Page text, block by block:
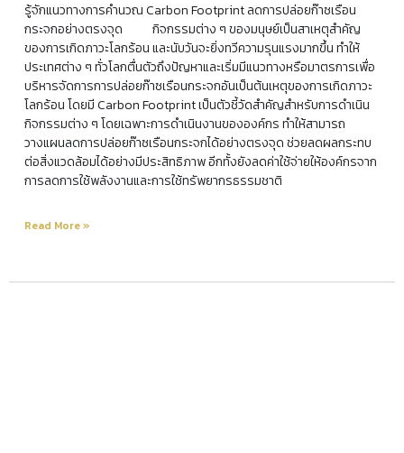
รู้จักแนวทางการคำนวณ Carbon Footprint ลดการปล่อยก๊าซเรือน
กระจกอย่างตรงจุด กิจกรรมต่าง ๆ ของมนุษย์เป็นสาเหตุสำคัญ
ของการเกิดภาวะโลกร้อน และนับวันจะยิ่งทวีความรุนแรงมากขึ้น ทำให้
ประเทศต่าง ๆ ทั่วโลกตื่นตัวถึงปัญหาและเริ่มมีแนวทางหรือมาตรการเพื่อ
บริหารจัดการการปล่อยก๊าซเรือนกระจกอันเป็นต้นเหตุของการเกิดภาวะ
โลกร้อน โดยมี Carbon Footprint เป็นตัวชี้วัดสำคัญสำหรับการดำเนิน
กิจกรรมต่าง ๆ โดยเฉพาะการดำเนินงานขององค์กร ทำให้สามารถ
วางแผนลดการปล่อยก๊าซเรือนกระจกได้อย่างตรงจุด ช่วยลดผลกระทบ
ต่อสิ่งแวดล้อมได้อย่างมีประสิทธิภาพ อีกทั้งยังลดค่าใช้จ่ายให้องค์กรจาก
การลดการใช้พลังงานและการใช้ทรัพยากรธรรมชาติ
Read More »